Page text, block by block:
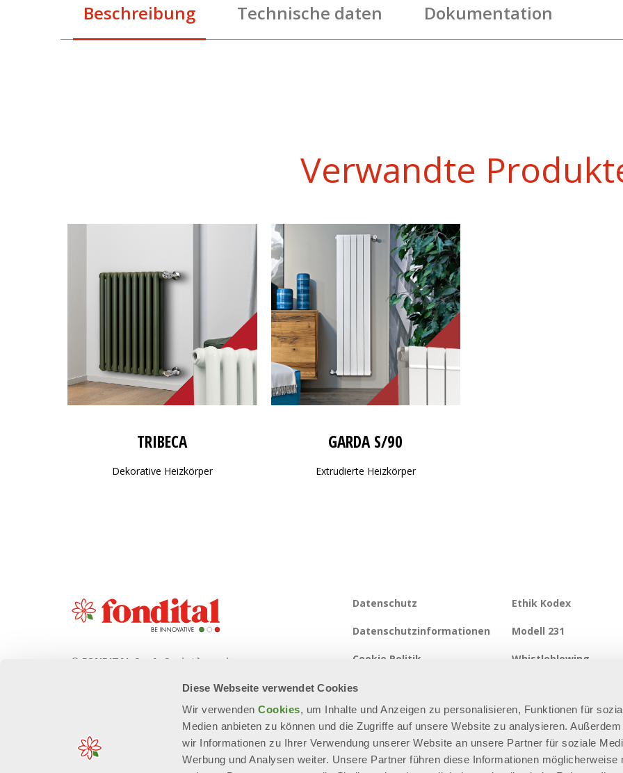
Diese Webseite verwendet Cookies
Wir verwendenCookies, um Inhalte und Anzeigen zu personalisieren, Funktionen für
Medien anbieten zu können und die Zugriffe auf unsere Website zu analysieren. Außerdem
wir Informationen zu Ihrer Verwendung unserer Website an unsere Partner für soziale
Werbung und Analysen weiter. Unsere Partner führen diese Informationen möglicherweise
Beschreibung Technische daten Dokumentation
Verwandte
TRIBECA
Dekorative Heizkörper
GARDA S/90
Extrudierte Heizkörper
© FONDITAL S.p.A. Società a unico
Sede Legale e Amministrativa
Via Cerreto, 40 - 25079 VOBARNO
Datenschutz
Datenschutzinformationen
Cookie Politik
Integrierte Systempolitik
Seitenverzeichnis
Ethik Kodex
Modell 231
Whistleblowing